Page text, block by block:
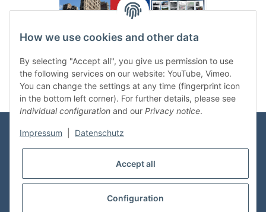
Categories
Shop Service
How we use cookies and other data
By selecting "Accept all", you give us permission to use
the following services on our website: YouTube, Vimeo.
You can change the settings at any time (fingerprint icon
in the bottom left corner). For further details, please see
Individual configuration and our Privacy notice.
Impressum Datenschutz
Accept all
Configuration